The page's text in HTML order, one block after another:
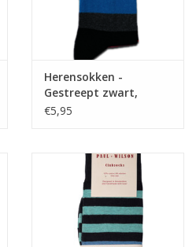
Herensokken -
Gestreept zwart,
bordeaux, blauw
€5,95